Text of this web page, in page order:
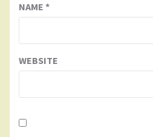
NAME *
WEBSITE